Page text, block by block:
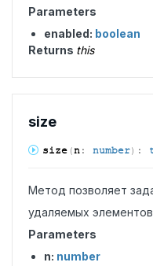
Parameters
enabled: boolean
Returns this
size
size (n: number) :
Метод позволяет
удаляемых
Parameters
n: number